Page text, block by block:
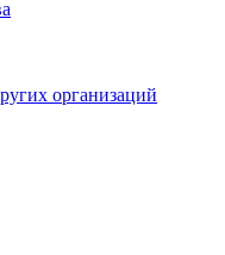
организаций